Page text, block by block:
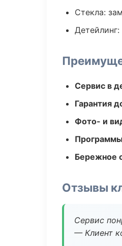
Стекла:
Сервис в
Гарантия
Фото- и
Бережное
Отзывы
Сервис
— Клиент